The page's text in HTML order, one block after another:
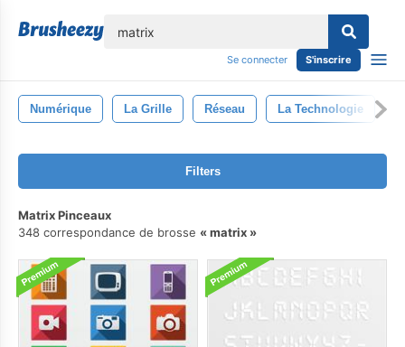
Se connecter S'inscrire
Numérique La Grille Réseau La Technologie
Filters
Matrix Pinceaux
348 correspondance de brosse
matrix